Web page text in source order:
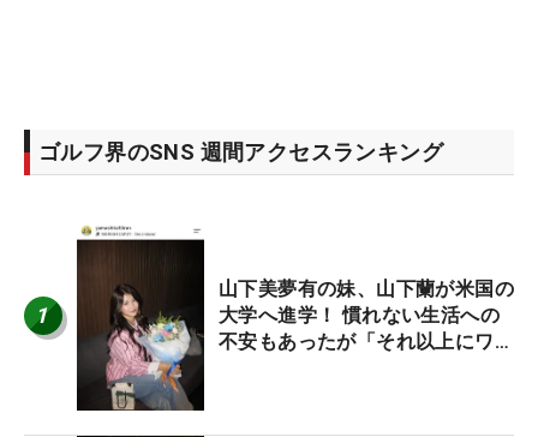
ゴルフ界のSNS 週間アクセスランキング
1
山下美夢有の妹、山下蘭が米国の
大学へ進学！ 慣れない生活への
不安もあったが「それ以上にワク